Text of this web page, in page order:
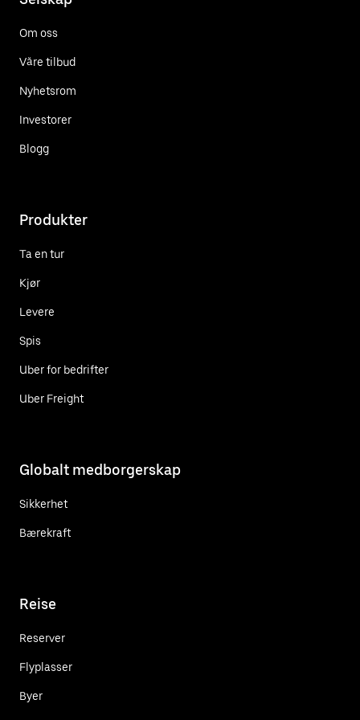
Om oss
Våre tilbud
Nyhetsrom
Investorer
Blogg
Produkter
Ta en tur
Kjør
Levere
Spis
Uber for bedrifter
Uber Freight
Globalt medborgerskap
Sikkerhet
Bærekraft
Reise
Reserver
Flyplasser
Byer